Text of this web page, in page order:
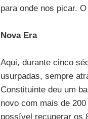
para onde nos picar.
Nova Era
Aqui, durante cinco
usurpadas, sempre
Constituinte deu um
novo com mais de
possível recuperar os